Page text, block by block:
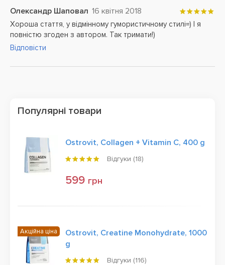
Олександр Шаповал 16 квітня 2018
Хороша стаття, у відмінному гумористичному стилі=) І я
повністю згоден з автором. Так тримати!)
Відповісти
Популярні товари
Ostrovit, Collagen + Vitamin C, 400 g
Відгуки (18)
599 грн
Ostrovit, Creatine Monohydrate, 1000
g
Відгуки (116)
Акційна ціна